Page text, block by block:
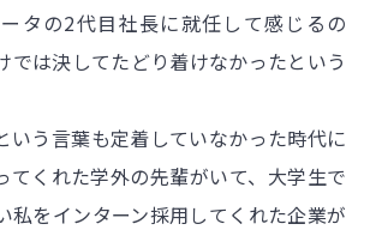
タの2代目社長に就任して感じるの
では決してたどり着けなかったという
いう言葉も定着していなかった時代に
てくれた学外の先輩がいて、大学生で
私をインターン採用してくれた企業が